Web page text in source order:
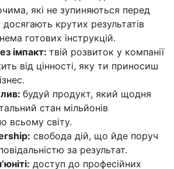
які не зупиняються перед
досягають крутих результатів
готових інструкцій.
імпакт: твій розвиток у компанії
від цінності, яку ти приносиш
будуй продукт, який щодня
стан мільйонів
всьому світу.
свобода дій, що йде поруч
за результат.
доступ до професійних